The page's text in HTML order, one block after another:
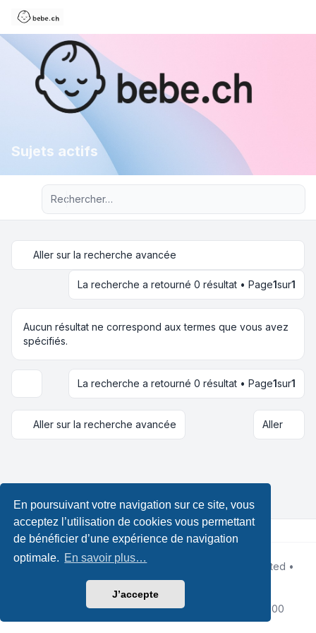
En poursuivant votre navigation sur ce site, vous
acceptez l’utilisation de cookies vous permettant
de bénéficier d’une expérience de navigation
optimale. En savoir plus…
J’accepte
Sujets actifs
Recherche avancée
Aller sur la recherche avancée
La recherche a retourné 0 résultat • Page1sur1
Aucun résultat ne correspond aux termes que vous avez
spécifiés.
Options d’affichage et de tri
La recherche a retourné 0 résultat • Page1sur1
Aller sur la recherche avancée Aller
Développé parphpBB® Forum Software © phpBB Limited •
Leenoz.com
Traduction française officielle©
|Conditions|Fuseau horaire sur UTC+02:00